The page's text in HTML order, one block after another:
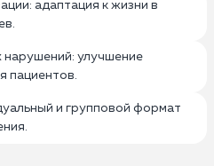
адаптация к жизни в
нарушений: улучшение
пациентов.
и групповой формат